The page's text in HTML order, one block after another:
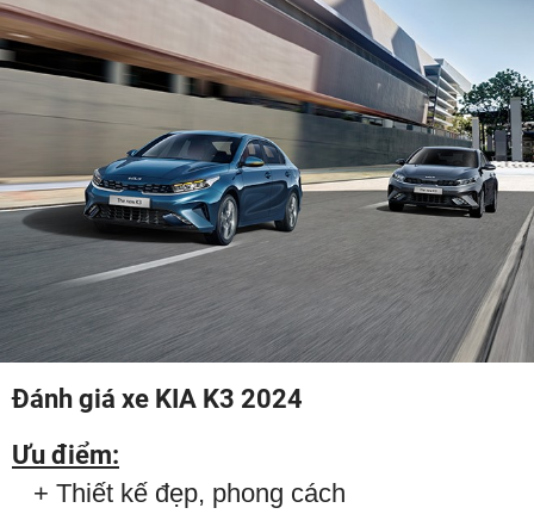
Đánh giá xe KIA K3 2024
Ưu điểm:
+ Thiết kế đẹp, phong cách